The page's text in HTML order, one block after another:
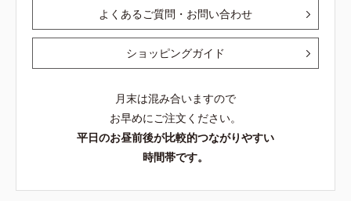
よくあるご質問・お問い合わせ
ショッピングガイド
月末は混み合いますので
お早めにご注文ください。
平日のお昼前後が比較的つながりやすい
時間帯です。